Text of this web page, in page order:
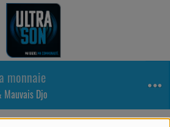
monnaie
Mauvais Djo